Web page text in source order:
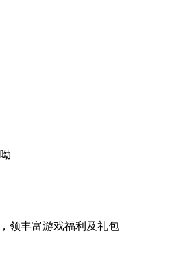
，领丰富游戏福利 及礼包